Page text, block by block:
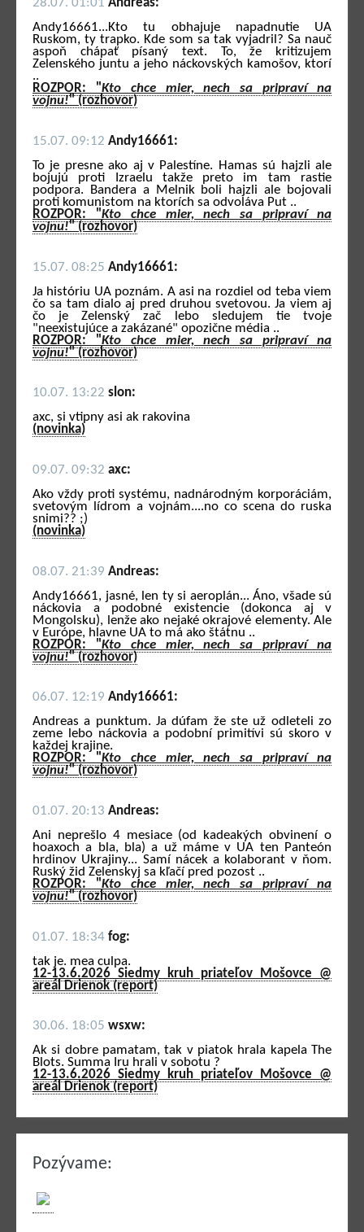
28.07. 01:01 Andreas:
Andy16661...Kto tu obhajuje napadnutie UA
Ruskom, ty trapko. Kde som sa tak vyjadril? Sa nauč
aspoň chápať písaný text. To, že kritizujem
Zelenského juntu a jeho náckovských kamošov, ktorí
..
ROZPOR: "Kto chce mier, nech sa pripraví na
vojnu!" (rozhovor)
15.07. 09:12 Andy16661:
To je presne ako aj v Palestíne. Hamas sú hajzli ale
bojujú proti Izraelu takže preto im tam rastie
podpora. Bandera a Melnik boli hajzli ale bojovali
proti komunistom na ktorích sa odvoláva Put ..
ROZPOR: "Kto chce mier, nech sa pripraví na
vojnu!" (rozhovor)
15.07. 08:25 Andy16661:
Ja históriu UA poznám. A asi na rozdiel od teba viem
čo sa tam dialo aj pred druhou svetovou. Ja viem aj
čo je Zelenský zač lebo sledujem tie tvoje
"neexistujúce a zakázané" opozične média ..
ROZPOR: "Kto chce mier, nech sa pripraví na
vojnu!" (rozhovor)
10.07. 13:22 slon:
axc, si vtipny asi ak rakovina
(novinka)
09.07. 09:32 axc:
Ako vždy proti systému, nadnárodným korporáciám,
svetovým lídrom a vojnám....no co scena do ruska
snimi?? ;)
(novinka)
08.07. 21:39 Andreas:
Andy16661, jasné, len ty si aeroplán... Áno, všade sú
náckovia a podobné existencie (dokonca aj v
Mongolsku), lenže ako nejaké okrajové elementy. Ale
v Európe, hlavne UA to má ako štátnu ..
ROZPOR: "Kto chce mier, nech sa pripraví na
vojnu!" (rozhovor)
06.07. 12:19 Andy16661:
Andreas a punktum. Ja dúfam že ste už odleteli zo
zeme lebo náckovia a podobní primitívi sú skoro v
každej krajine.
ROZPOR: "Kto chce mier, nech sa pripraví na
vojnu!" (rozhovor)
01.07. 20:13 Andreas:
Ani neprešlo 4 mesiace (od kadeakých obvinení o
hoaxoch a bla, bla) a už máme v UA ten Panteón
hrdinov Ukrajiny... Samí nácek a kolaborant v ňom.
Ruský žid Zelenskyj sa kľačí pred pozost ..
ROZPOR: "Kto chce mier, nech sa pripraví na
vojnu!" (rozhovor)
01.07. 18:34 fog:
tak je. mea culpa.
12-13.6.2026 Siedmy kruh priateľov Mošovce @
areál Drienok (report)
30.06. 18:05 wsxw:
Ak si dobre pamatam, tak v piatok hrala kapela The
Blots. Summa Iru hrali v sobotu ?
12-13.6.2026 Siedmy kruh priateľov Mošovce @
areál Drienok (report)
Pozývame: